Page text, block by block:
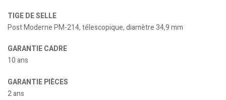
TIGE DE SELLE
Post Moderne PM-214, télescopique, diamètre 34,9 mm
GARANTIE CADRE
10 ans
GARANTIE PIÈCES
2 ans